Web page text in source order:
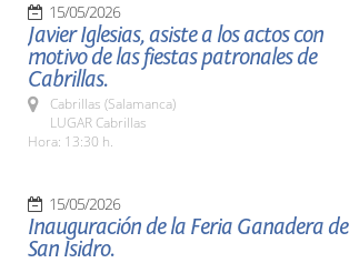
15/05/2026
Javier Iglesias, asiste a los actos con
motivo de las fiestas patronales de
Cabrillas.
Cabrillas (Salamanca)
LUGAR Cabrillas
Hora: 13:30 h.
15/05/2026
Inauguración de la Feria Ganadera de
San Isidro.